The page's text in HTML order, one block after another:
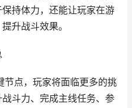
持体力，还能让玩家在游
升战斗效果。
点，玩家将面临更多的挑
斗力、完成主线任务、参